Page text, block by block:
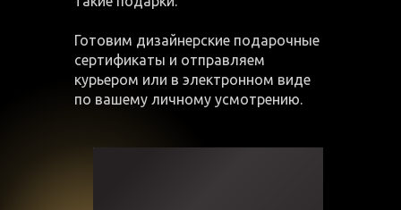
Готовим дизайнерские подарочные
сертификаты и отправляем
курьером или в электронном виде
по вашему личному усмотрению.